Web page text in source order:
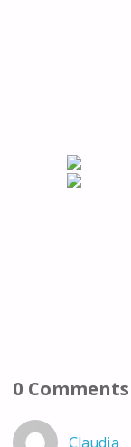
0 Comments
Claudia